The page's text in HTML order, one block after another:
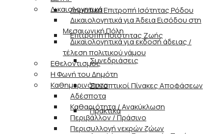
Δημοτική Επιτροπή Ισότητας Ρόδου
Επιτροπή Ποιότητας Ζωής
Συνεδριάσεις
Συνοπτικοί Πίνακες Αποφάσεων
Πρακτικά
Δικαιολογητικά
Δικαιολογητικά για Άδεια Εισόδου στη
Μεσαιωνική Πόλη
Δικαιολογητικά για εκδοσή άδειας /
τέλεση πολιτικού γάμου
Εθελοντισμός
Η Φωνή του Δημότη
Καθημερινότητα
Αδέσποτα
Καθαριότητα / Ανακύκλωση
Περιβάλλον / Πράσινο
Περισυλλογή νεκρών ζώων